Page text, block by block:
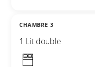
CHAMBRE 3
1 Lit double